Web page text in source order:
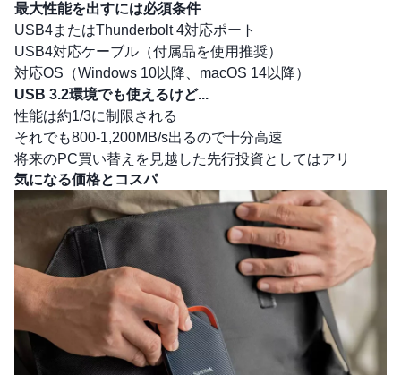
最大性能を出すには必須条件
USB4またはThunderbolt 4対応ポート
USB4対応ケーブル（付属品を使用推奨）
対応OS（Windows 10以降、macOS 14以降）
USB 3.2環境でも使えるけど...
性能は約1/3に制限される
それでも800-1,200MB/s出るので十分高速
将来のPC買い替えを見越した先行投資としてはアリ
気になる価格とコスパ